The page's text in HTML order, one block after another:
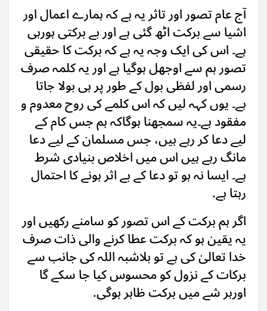
آج عام تصور اور تاثر یہ ہے کہ ہمارے اعمال اور
اشیا سے برکت اٹھ گئی ہے اور بے برکتی ہورہی
ہے۔ اس کی ایک وجہ یہ ہے کہ برکت کا حقیقی
تصور ہم سے اوجھل ہوگیا ہے اور یہ کلمہ صرف
رسمی اور لفظی بول کے طور پر ہی بولا جاتا
ہے۔ یوں کہہ لیں کہ اس کلمے کی روح معدوم و
مفقود ہے۔یہ سمجھنا ہوگاکہ ہم جس کام کے
لیے دعا کر رہے ہیں، جس مسلمان کے لیے دعا
مانگ رہے ہیں اس میں اخلاص بنیادی شرط
ہے۔ ایسا نہ ہو تو دعا کے بے اثر ہونے کا احتمال
رہتا ہے.
اگر ہم برکت کے اس تصور کو سامنے رکھیں اور
یہ یقین ہو کہ برکت عطا کرنے والی ذات صرف
خدا تعالیٰ کی ہے تو بلاشبہ اللہ کی جانب سے
برکات کے نزول کو محسوس کیا جا سکے گا
اورہر شے میں برکت ظاہر ہوگی.